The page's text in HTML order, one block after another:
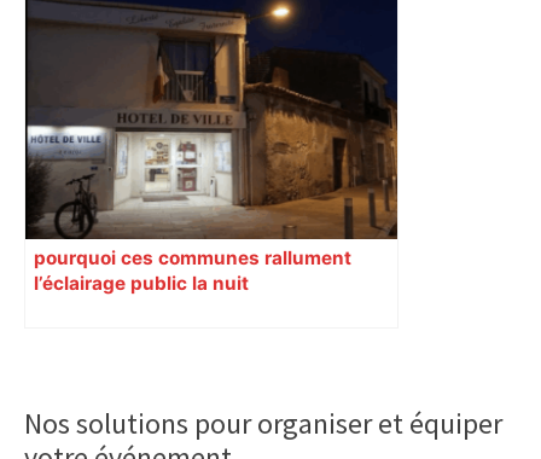
pourquoi ces communes rallument
l’éclairage public la nuit
Sidebar
Nos solutions pour organiser et équiper